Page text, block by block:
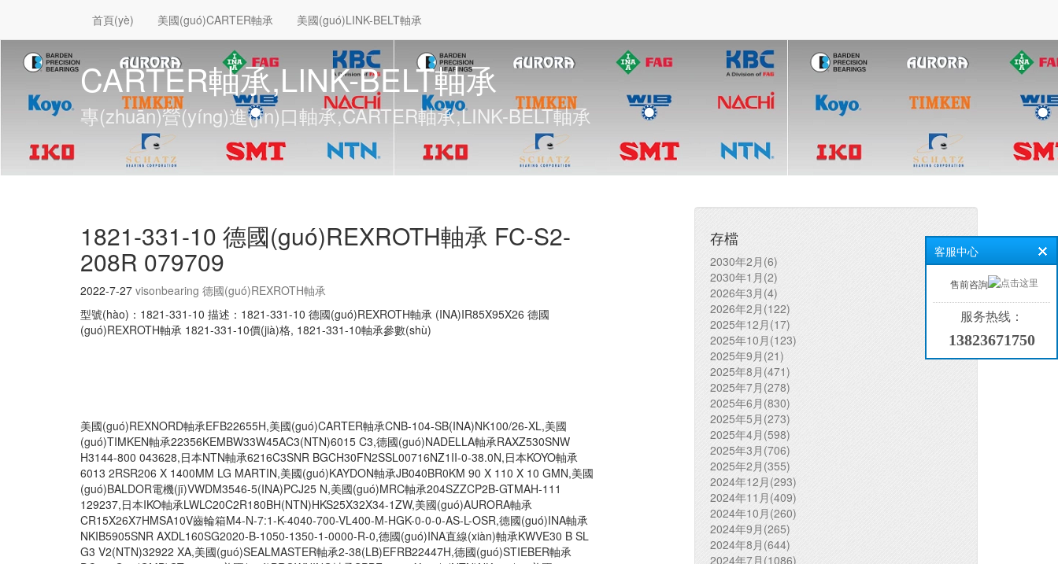
首頁(yè) 美國(guó)CARTER軸承 美國(guó)LINK-BELT軸承
CARTER軸承,LINK-BELT軸承
專(zhuān)營(yíng)進(jìn)口軸承,CARTER軸承,LINK-BELT軸承
1821-331-10 德國(guó)REXROTH軸承 FC-S2-
208R 079709
2022-7-27 visonbearing 德國(guó)REXROTH軸承
型號(hào)：1821-331-10 描述：1821-331-10 德國(guó)REXROTH軸承 (INA)IR85X95X26 德國
(guó)REXROTH軸承 1821-331-10價(jià)格, 1821-331-10軸承參數(shù)
美國(guó)REXNORD軸承EFB22655H,美國(guó)CARTER軸承CNB-104-SB(INA)NK100/26-XL,美國
(guó)TIMKEN軸承22356KEMBW33W45AC3(NTN)6015 C3,德國(guó)NADELLA軸承RAXZ530SNW
H3144-800 043628,日本NTN軸承6216C3SNR BGCH30FN2SSL00716NZ1II-0-38.0N,日本KOYO軸承
6013 2RSR206 X 1400MM LG MARTIN,美國(guó)KAYDON軸承JB040BR0KM 90 X 110 X 10 GMN,美國
(guó)BALDOR電機(jī)VWDM3546-5(INA)PCJ25 N,美國(guó)MRC軸承204SZZCP2B-GTMAH-111
129237,日本IKO軸承LWLC20C2R180BH(NTN)HKS25X32X34-1ZW,美國(guó)AURORA軸承
CR15X26X7HMSA10V齒輪箱M4-N-7:1-K-4040-700-VL400-M-HGK-0-0-0-AS-L-OSR,德國(guó)INA軸承
NKIB5905SNR AXDL160SG2020-B-1050-1350-1-0000-R-0,德國(guó)INA直線(xiàn)軸承KWVE30 B SL
G3 V2(NTN)32922 XA,美國(guó)SEALMASTER軸承2-38(LB)EFRB22447H,德國(guó)STIEBER軸承
存檔
2030年2月(6)
2030年1月(2)
2026年3月(4)
2026年2月(122)
2025年12月(17)
2025年10月(123)
2025年9月(21)
2025年8月(471)
2025年7月(278)
2025年6月(830)
2025年5月(273)
2025年4月(598)
2025年3月(706)
2025年2月(355)
2024年12月(293)
2024年11月(409)
2024年10月(260)
2024年9月(265)
2024年8月(644)
2024年7月(1086)
客服中心
售前咨詢
(xún)：
服务热线：
13823671750